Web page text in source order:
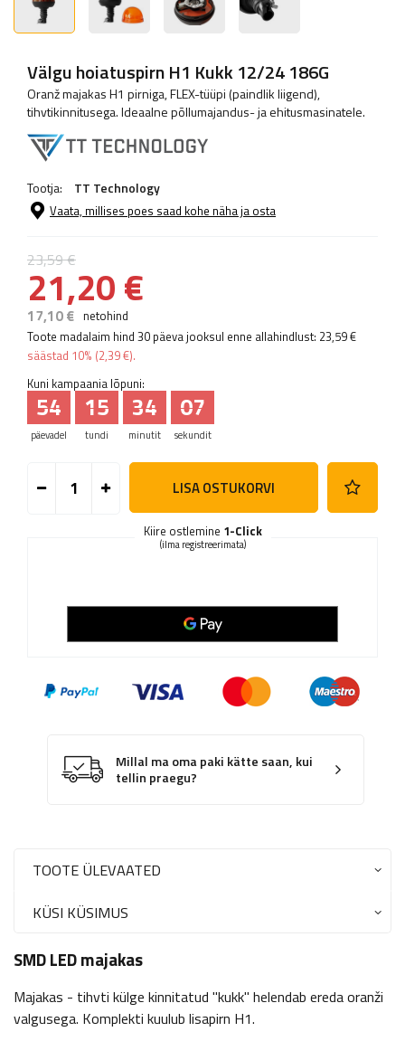
Välgu hoiatuspirn H1 Kukk 12/24 186G
Oranž majakas H1 pirniga, FLEX-tüüpi (paindlik liigend),
tihvtikinnitusega. Ideaalne põllumajandus- ja ehitusmasinatele.
Tootja: TT Technology
Vaata, millises poes saad kohe näha ja osta
23,59 €
21,20 €
17,10 € netohind
Toote madalaim hind 30 päeva jooksul enne allahindlust: 23,59 €
säästad 10% (2,39 €).
Kuni kampaania lõpuni:
päevadel
54
tundi
15
minutit
34
sekundit
07
LISA OSTUKORVI
Kiire ostlemine 1-Click
(ilma registreerimata)
Millal ma oma paki kätte saan, kui
tellin praegu?
TOOTE ÜLEVAATED
KÜSI KÜSIMUS
SMD LED majakas
Majakas - tihvti külge kinnitatud "kukk" helendab ereda oranži
valgusega. Komplekti kuulub lisapirn H1.